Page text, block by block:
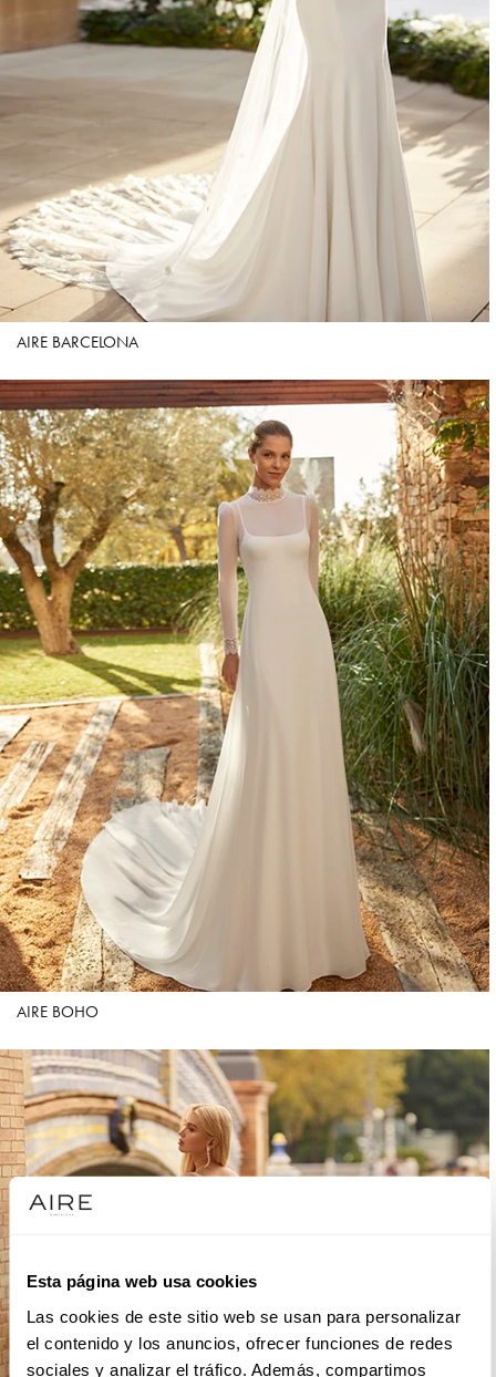
Esta página web usa cookies
Las cookies de este sitio web se usan para personalizar
el contenido y los anuncios, ofrecer funciones de redes
sociales y analizar el tráfico. Además, compartimos
AIRE BARCELONA
AIRE BOHO